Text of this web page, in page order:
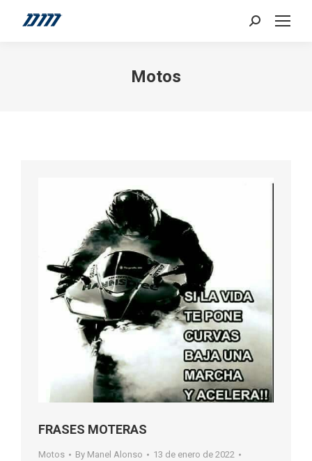
Search:
Motos
FRASES MOTERAS
Motos By Manel Alonso
13 de enero de 2022